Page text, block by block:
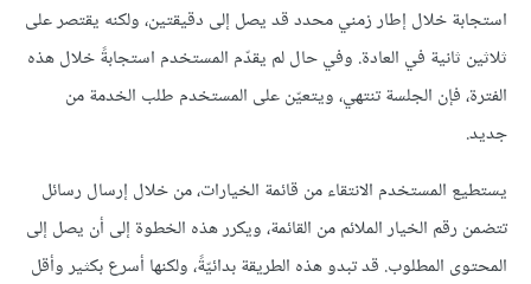
استجابة خلال إطار زمني محدد قد يصل إلى دقيقتين، ولكنه يقتصر على
ثلاثين ثانية في العادة. وفي حال لم يقدّم المستخدم استجابةً خلال هذه
الفترة، فإن الجلسة تنتهي، ويتعيّن على المستخدم طلب الخدمة من
جديد.
يستطيع المستخدم الانتقاء من قائمة الخيارات، من خلال إرسال رسائل
تتضمن رقم الخيار الملائم من القائمة، ويكرر هذه الخطوة إلى أن يصل إلى
المحتوى المطلوب. قد تبدو هذه الطريقة بدائيّةً، ولكنها أسرع بكثير وأقل